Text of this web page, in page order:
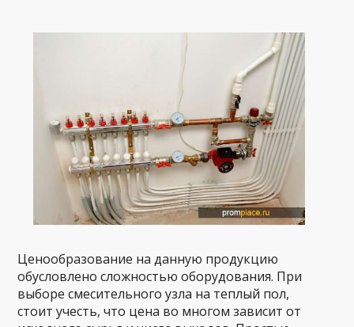
Ценообразование на данную продукцию
обусловлено сложностью оборудования. При
выборе смесительного узла на теплый пол,
стоит учесть, что цена во многом зависит от